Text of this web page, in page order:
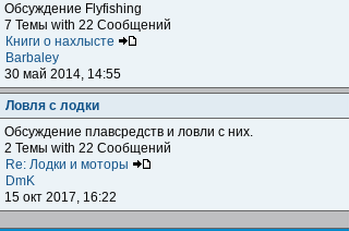
Обсуждение Flyfishing
7 Темы with 22 Сообщений
Книги о нахлысте
Barbaley
30 май 2014, 14:55
Ловля с лодки
Обсуждение плавсредств и ловли с них.
2 Темы with 22 Сообщений
Re: Лодки и моторы
DmK
15 окт 2017, 16:22